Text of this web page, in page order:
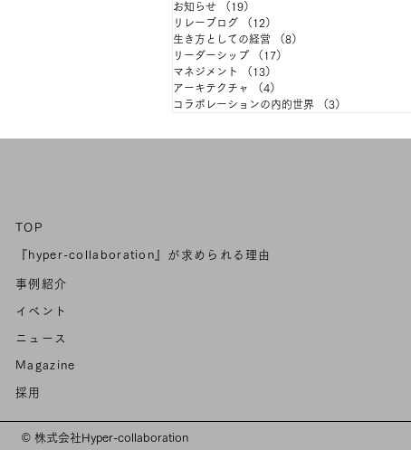
な3つの層
お知らせ
（19）
リレーブログ
（12）
生き方としての経営
（8）
リーダーシップ
（17）
マネジメント
（13）
アーキテクチャ
（4）
コラボレーションの内的世界
（3）
TOP
『hyper-collaboration』が求められる理由
事例紹介
イベント
ニュース
Magazine
採用
© 株式会社Hyper-collaboration